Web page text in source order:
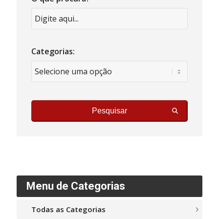
Categorias:
Pesquisar
Menu de Categorias
Todas as Categorias